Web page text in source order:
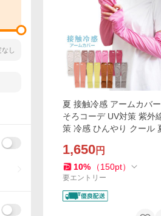
夏 接触冷感 アームカバ
そろコーデ UV対策 紫外
策 冷感 ひんやり クール
冬 犬の服
1,650円
10% （150pt）
要エントリー